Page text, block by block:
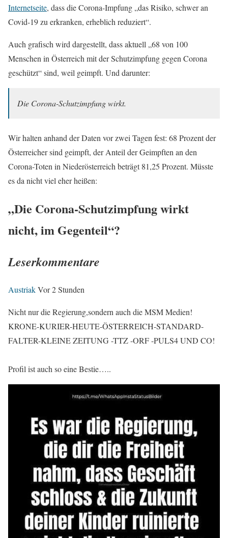
Internetseite, dass die Corona-Impfung „das Risiko, schwer an
Covid-19 zu erkranken, erheblich reduziert“.
Auch grafisch wird dargestellt, dass aktuell „68 von 100
Menschen in Österreich mit der Schutzimpfung gegen Corona
geschützt“ sind, weil geimpft. Und darunter:
Die Corona-Schutzimpfung wirkt.
Wir halten anhand der Daten vor zwei Tagen fest: 68 Prozent der
Österreicher sind geimpft, der Anteil der Geimpften an den
Corona-Toten in Niederösterreich beträgt 81,25 Prozent. Müsste
es da nicht viel eher heißen:
„Die Corona-Schutzimpfung wirkt
nicht, im Gegenteil“?
Leserkommentare
AustriakVor 2 Stunden
Nicht nur die Regierung,sondern auch die MSM Medien!
KRONE-KURIER-HEUTE-ÖSTERREICH-STANDARD-
FALTER-KLEINE ZEITUNG -TTZ -ORF -PULS4 UND CO!
Profil ist auch so eine Bestie…..